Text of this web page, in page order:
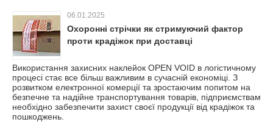
06.01.2025
Охоронні стрічки як стримуючий фактор
проти крадіжок при доставці
Використання захисних наклейок OPEN VOID в логістичному
процесі стає все більш важливим в сучасній економіці. З
розвитком електронної комерції та зростаючим попитом на
безпечне та надійне транспортування товарів, підприємствам
необхідно забезпечити захист своєї продукції від крадіжок та
пошкоджень.